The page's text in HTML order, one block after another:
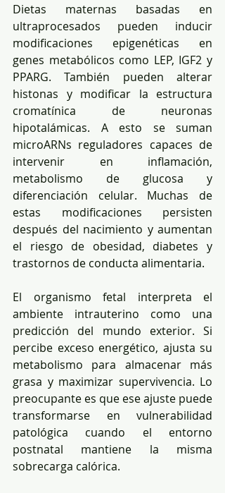
Dietas maternas basadas en
ultraprocesados pueden inducir
modificaciones epigenéticas en
genes metabólicos como LEP, IGF2 y
PPARG. También pueden alterar
histonas y modificar la estructura
cromatínica de neuronas
hipotalámicas. A esto se suman
microARNs reguladores capaces de
intervenir en inflamación,
metabolismo de glucosa y
diferenciación celular. Muchas de
estas modificaciones persisten
después del nacimiento y aumentan
el riesgo de obesidad, diabetes y
trastornos de conducta alimentaria.
El organismo fetal interpreta el
ambiente intrauterino como una
predicción del mundo exterior. Si
percibe exceso energético, ajusta su
metabolismo para almacenar más
grasa y maximizar supervivencia. Lo
preocupante es que ese ajuste puede
transformarse en vulnerabilidad
patológica cuando el entorno
postnatal mantiene la misma
sobrecarga calórica.